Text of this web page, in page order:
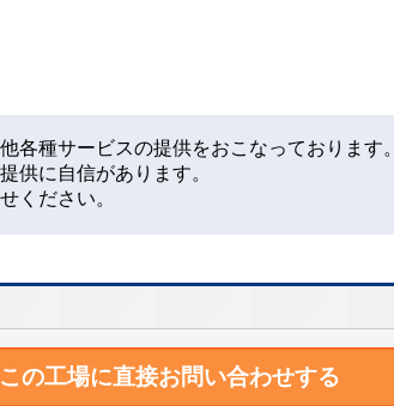
各種サービスの提供をおこなっております。
供に自信があります。
ください。
この工場に直接お問い合わせする